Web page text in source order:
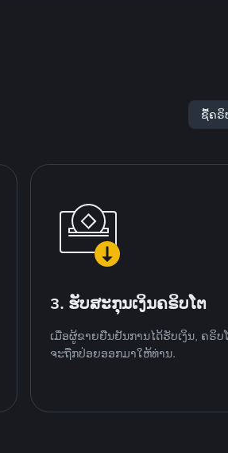
ຊື້ຄຣິ
3. ຮັບສະກຸນເງິນຄຣິບໂຕ
ເມື່ອຜູ້ຂາຍຢືນຢັນການໄດ້ຮັບເງິນ, ຄຣິ
ຈະຖືກປ່ອຍອອກມາໃຫ້ທ່ານ.